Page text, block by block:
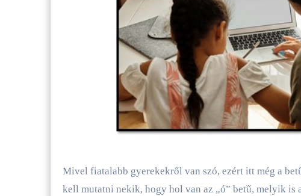
Mivel fiatalabb gyerekekről van szó, ezért itt még a
kell mutatni nekik, hogy hol van az „ó” betű, melyik is